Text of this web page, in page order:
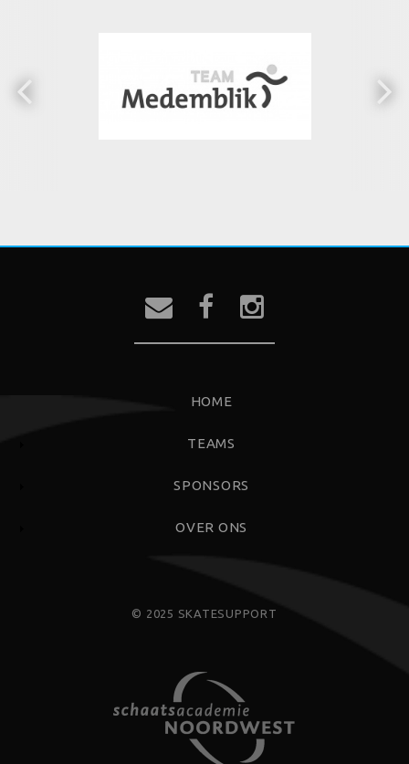
HOME
TEAMS
SPONSORS
OVER ONS
© 2025 SKATESUPPORT